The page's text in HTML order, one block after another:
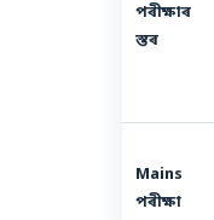
পৰীক্ষাৰ
স্তৰ
Mains
পৰীক্ষা